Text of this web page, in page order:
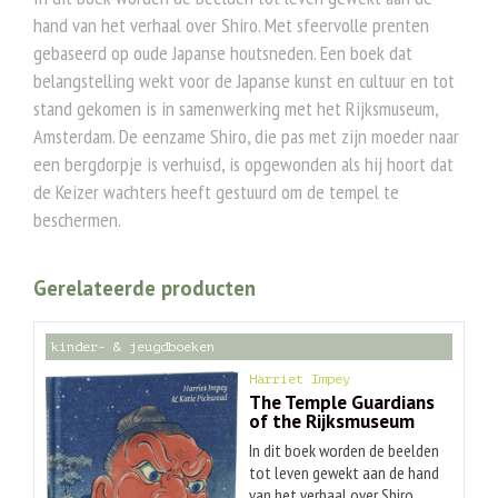
hand van het verhaal over Shiro. Met sfeervolle prenten
gebaseerd op oude Japanse houtsneden. Een boek dat
belangstelling wekt voor de Japanse kunst en cultuur en tot
stand gekomen is in samenwerking met het Rijksmuseum,
Amsterdam. De eenzame Shiro, die pas met zijn moeder naar
een bergdorpje is verhuisd, is opgewonden als hij hoort dat
de Keizer wachters heeft gestuurd om de tempel te
beschermen.
Gerelateerde producten
kinder- & jeugdboeken
Harriet Impey
The Temple Guardians
of the Rijksmuseum
In dit boek worden de beelden
tot leven gewekt aan de hand